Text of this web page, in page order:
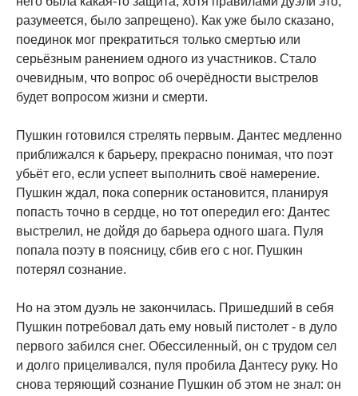
разумеется, было запрещено). Как уже было сказано,
поединок мог прекратиться только смертью или
серьёзным ранением одного из участников. Стало
очевидным, что вопрос об очерёдности выстрелов
будет вопросом жизни и смерти.
Пушкин готовился стрелять первым. Дантес медленно
приближался к барьеру, прекрасно понимая, что поэт
убьёт его, если успеет выполнить своё намерение.
Пушкин ждал, пока соперник остановится, планируя
попасть точно в сердце, но тот опередил его: Дантес
выстрелил, не дойдя до барьера одного шага. Пуля
попала поэту в поясницу, сбив его с ног. Пушкин
потерял сознание.
Но на этом дуэль не закончилась. Пришедший в себя
Пушкин потребовал дать ему новый пистолет - в дуло
первого забился снег. Обессиленный, он с трудом сел
и долго прицеливался, пуля пробила Дантесу руку. Но
снова теряющий сознание Пушкин об этом не знал: он